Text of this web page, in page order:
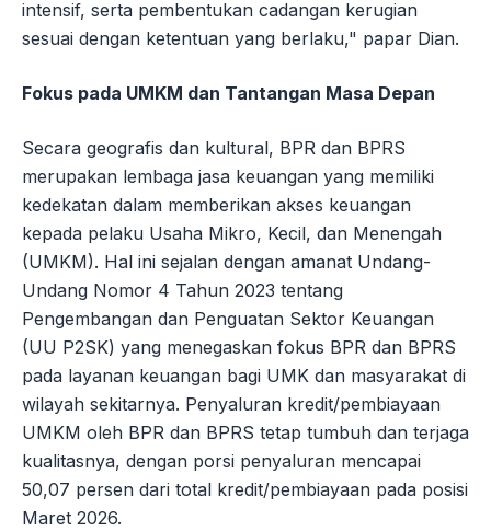
intensif, serta pembentukan cadangan kerugian
sesuai dengan ketentuan yang berlaku," papar Dian.
Fokus pada UMKM dan Tantangan Masa Depan
Secara geografis dan kultural, BPR dan BPRS
merupakan lembaga jasa keuangan yang memiliki
kedekatan dalam memberikan akses keuangan
kepada pelaku Usaha Mikro, Kecil, dan Menengah
(UMKM). Hal ini sejalan dengan amanat Undang-
Undang Nomor 4 Tahun 2023 tentang
Pengembangan dan Penguatan Sektor Keuangan
(UU P2SK) yang menegaskan fokus BPR dan BPRS
pada layanan keuangan bagi UMK dan masyarakat di
wilayah sekitarnya. Penyaluran kredit/pembiayaan
UMKM oleh BPR dan BPRS tetap tumbuh dan terjaga
kualitasnya, dengan porsi penyaluran mencapai
50,07 persen dari total kredit/pembiayaan pada posisi
Maret 2026.